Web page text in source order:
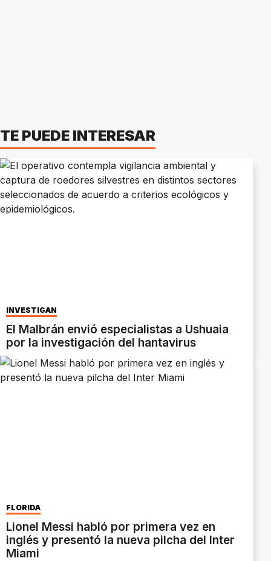
TE PUEDE INTERESAR
INVESTIGAN
El Malbrán envió especialistas a Ushuaia
por la investigación del hantavirus
FLORIDA
Lionel Messi habló por primera vez en
inglés y presentó la nueva pilcha del Inter
Miami